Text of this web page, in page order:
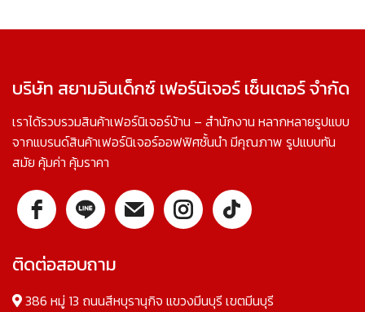
บริษัท สยามอินเด็กซ์ เฟอร์นิเจอร์ เซ็นเตอร์ จำกัด
เราได้รวบรวมสินค้าเฟอร์นิเจอร์บ้าน – สำนักงาน หลากหลายรูปแบบ
จากแบรนด์สินค้าเฟอร์นิเจอร์ออฟฟิศชั้นนำ มีคุณภาพ รูปแบบทัน
สมัย คุ้มค่า คุ้มราคา
ติดต่อสอบถาม
386 หมู่ 13 ถนนสีหบุรานุกิจ แขวงมีนบุรี เขตมีนบุรี